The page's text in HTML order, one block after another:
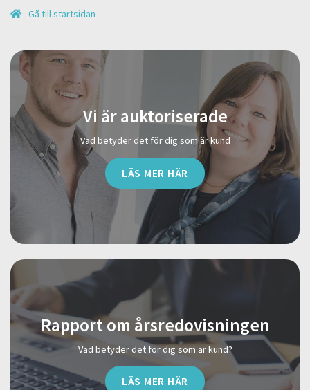
Gå till startsidan
Vi är auktoriserade
Vad betyder det för dig som är kund
LÄS MER HÄR
Rapport om årsredovisningen
Vad betyder det för dig som är kund?
LÄS MER HÄR